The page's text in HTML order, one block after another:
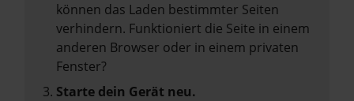
können das Laden bestimmter Seiten
verhindern. Funktioniert die Seite in einem
anderen Browser oder in einem privaten
Fenster?
Starte dein Gerät neu.